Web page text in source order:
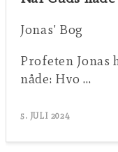
Jonas' Bog
Profeten Jonas
nåde: Hvo …
5. JULI 2024